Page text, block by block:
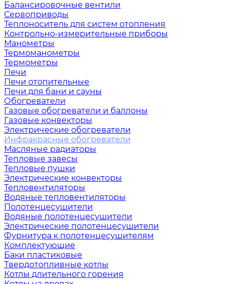
Балансировочные вентили
Сервоприводы
Теплоноситель для систем отопления
Контрольно-измерительные приборы
Манометры
Термоманометры
Термометры
Печи
Печи отопительные
Печи для бани и сауны
Обогреватели
Газовые обогреватели и баллоны
Газовые конвекторы
Электрические обогреватели
Инфракрасные обогреватели
Масляные радиаторы
Тепловые завесы
Тепловые пушки
Электрические конвекторы
Тепловентиляторы
Водяные тепловентиляторы
Полотенцесушители
Водяные полотенцесушители
Электрические полотенцесушители
Фурнитура к полотенцесушителям
Комплектующие
Баки пластиковые
Твердотопливные котлы
Котлы длительного горения